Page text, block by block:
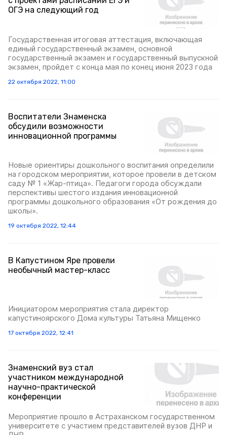
ОГЭ на следующий год
Государственная итоговая аттестация, включающая
единый государственный экзамен, основной
государственный экзамен и государственный выпускной
экзамен, пройдет с конца мая по конец июня 2023 года
22 октября 2022, 11:00
Воспитатели Знаменска
обсудили возможности
инновационной программы
Новые ориентиры дошкольного воспитания определили
на городском мероприятии, которое провели в детском
саду № 1 «Жар-птица». Педагоги города обсуждали
перспективы шестого издания инновационной
программы дошкольного образования «От рождения до
школы».
19 октября 2022, 12:44
В Капустином Яре провели
необычный мастер-класс
Инициатором мероприятия стала директор
капустиноярского Дома культуры Татьяна Мищенко
17 октября 2022, 12:41
Знаменский вуз стал
участником международной
научно-практической
конференции
Мероприятие прошло в Астраханском государственном
университете с участием представителей вузов ДНР и